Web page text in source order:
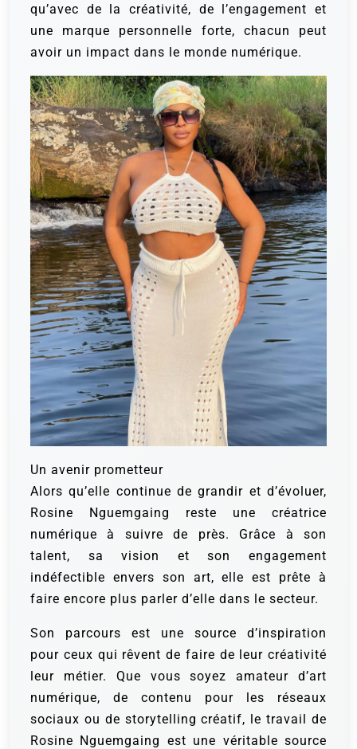
qu’avec de la créativité, de l’engagement et
une marque personnelle forte, chacun peut
avoir un impact dans le monde numérique.
Un avenir prometteur
Alors qu’elle continue de grandir et d’évoluer,
Rosine Nguemgaing reste une créatrice
numérique à suivre de près. Grâce à son
talent, sa vision et son engagement
indéfectible envers son art, elle est prête à
faire encore plus parler d’elle dans le secteur.
Son parcours est une source d’inspiration
pour ceux qui rêvent de faire de leur créativité
leur métier. Que vous soyez amateur d’art
numérique, de contenu pour les réseaux
sociaux ou de storytelling créatif, le travail de
Rosine Nguemgaing est une véritable source